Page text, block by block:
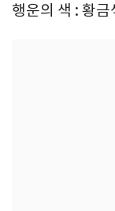
행운의 색 : 황